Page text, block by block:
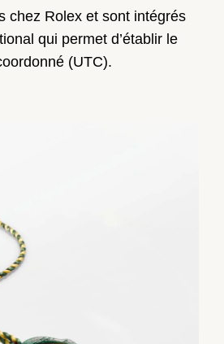
chez Rolex et sont intégrés
qui permet d’établir le
(UTC).